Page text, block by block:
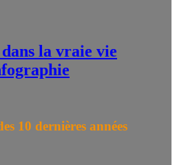
la vraie vie
10 dernières années